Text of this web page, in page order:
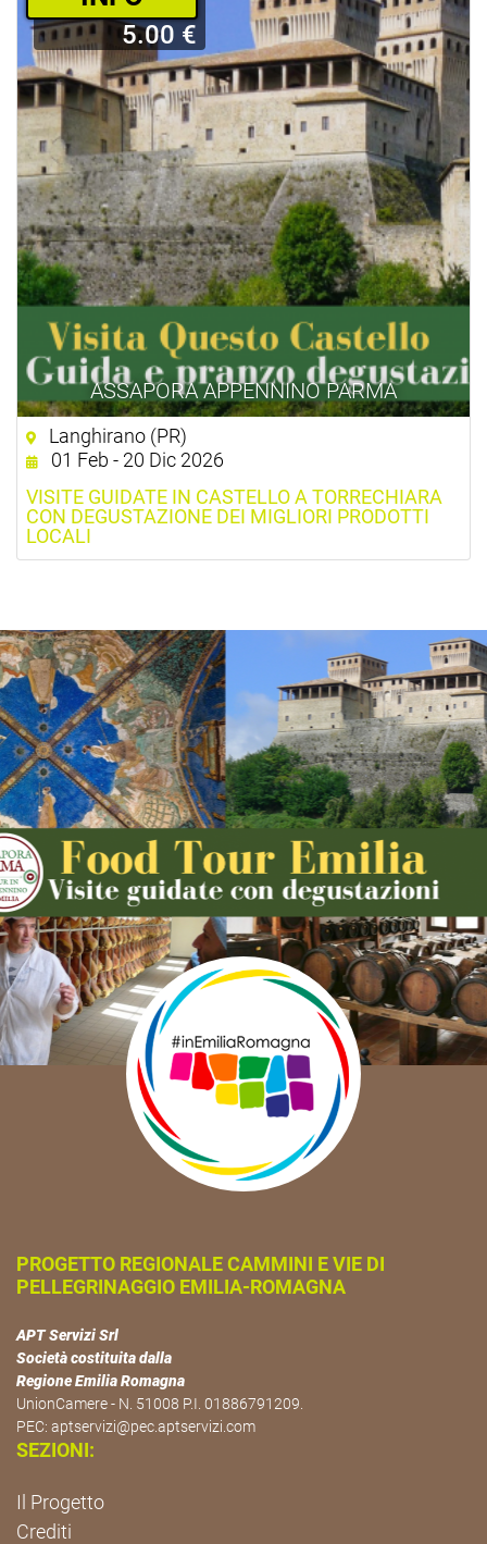
ASSAPORA APPENNINO PARMA
5.00 €
Langhirano (PR)
01 Feb - 20 Dic 2026
VISITE GUIDATE IN CASTELLO A TORRECHIARA
CON DEGUSTAZIONE DEI MIGLIORI PRODOTTI
LOCALI
PROGETTO REGIONALE CAMMINI E VIE DI
PELLEGRINAGGIO EMILIA-ROMAGNA
APT Servizi Srl
Società costituita dalla
Regione Emilia Romagna
UnionCamere - N. 51008 P.I. 01886791209.
PEC: aptservizi@pec.aptservizi.com
SEZIONI:
Il Progetto
Crediti